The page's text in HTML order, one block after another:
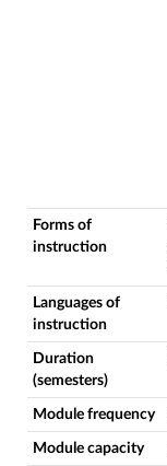
Forms of
instruction
Languages of
instruction
Duration
(semesters)
Module frequency
Module capacity